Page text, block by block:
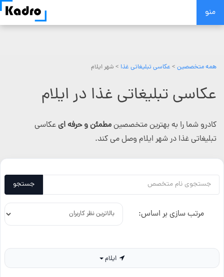
Skip
منو
همه متخصصین > عکاسی تبلیغاتی غذا > شهر ایلام
عکاسی تبلیغاتی غذا در ایلام
کادرو شما را به بهترین متخصصینمطمئن و حرفه ایعکاسی
تبلیغاتی غذا در شهر ایلام وصل می کند.
جستجو
مرتب سازی بر اساس: